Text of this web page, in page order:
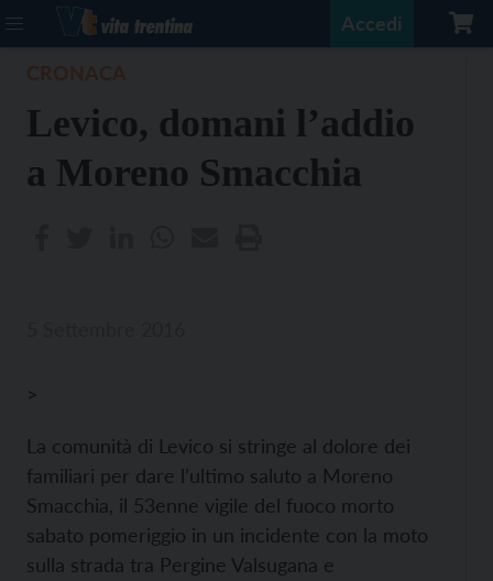
Accedi
Levico, domani l’addio
a Moreno Smacchia
>
La comunità di Levico si stringe al dolore dei
familiari per dare l’ultimo saluto a Moreno
Smacchia, il 53enne vigile del fuoco morto
sabato pomeriggio in un incidente con la moto
sulla strada tra Pergine Valsugana e